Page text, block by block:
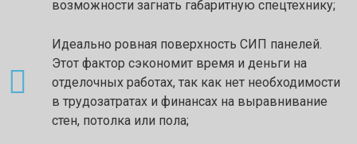
возможности загнать габаритную спецтехнику;
Идеально ровная поверхность СИП панелей.
Этот фактор сэкономит время и деньги на
отделочных работах, так как нет необходимости
в трудозатратах и финансах на выравнивание
стен, потолка или пола;